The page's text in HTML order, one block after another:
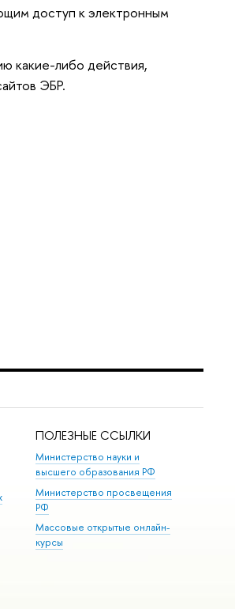
доступ к электронным
какие-либо действия,
ЭБР.
ПОЛЕЗНЫЕ ССЫЛКИ
Министерство науки и
высшего образования РФ
Министерство просвещения
РФ
Массовые открытые онлайн-
курсы